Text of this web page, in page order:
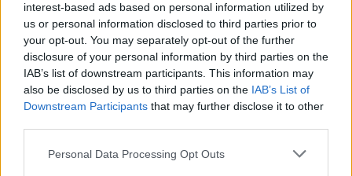
interest-based ads based on personal information utilized by
us or personal information disclosed to third parties prior to
your opt-out. You may separately opt-out of the further
disclosure of your personal information by third parties on the
IAB’s list of downstream participants. This information may
also be disclosed by us to third parties on the IAB’s List of
Downstream Participants that may further disclose it to other
Personal Data Processing Opt Outs
Partager le fichier maignien
sophie ASV.pdf sur le Web et les
réseaux sociaux: